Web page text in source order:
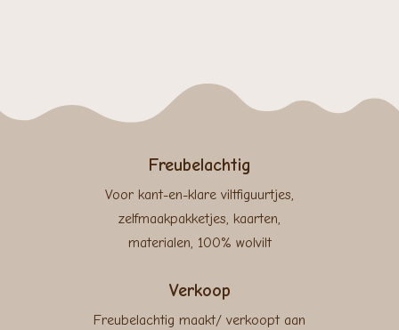
Freubelachtig
Voor kant-en-klare viltfiguurtjes,
zelfmaakpakketjes, kaarten,
materialen, 100% wolvilt
Verkoop
Freubelachtig maakt/ verkoopt aan